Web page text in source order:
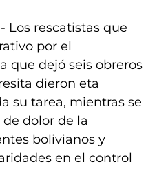
Los rescatistas que
por el
que dejó seis obreros
dieron eta
su tarea, mientras se
dolor de la
bolivianos y
en el control